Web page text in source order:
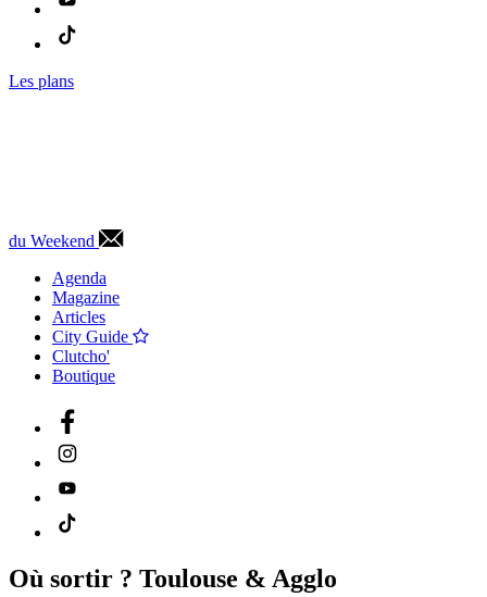
Les plans
du Weekend
Agenda
Magazine
Articles
City Guide
Clutcho'
Boutique
Où sortir ? Toulouse & Agglo